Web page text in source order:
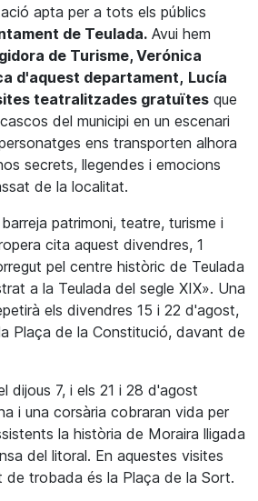
apta per a tots els públics
de Teulada. Avui hem
de Turisme, Verónica
d'aquest departament, Lucía
teatralitzades gratuïtes que
del municipi en un escenari
ens transporten alhora
secrets, llegendes i emocions
de la localitat.
patrimoni, teatre, turisme i
cita aquest divendres, 1
pel centre històric de Teulada
a la Teulada del segle XIX». Una
els divendres 15 i 22 d'agost,
Plaça de la Constitució, davant de
dijous 7, i els 21 i 28 d'agost
i una corsària cobraran vida per
la història de Moraira lligada
del litoral. En aquestes visites
de trobada és la Plaça de la Sort.